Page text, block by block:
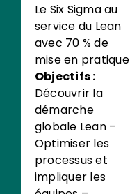
Le Six Sigma au
service du Lean
avec 70 % de
mise en pratique
Objectifs :
Découvrir la
démarche
globale Lean –
Optimiser les
processus et
impliquer les